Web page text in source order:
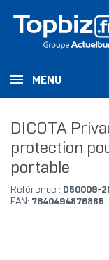
MENU
DICOTA
protection
portable
Référence : D50009-
EAN: 7640494876885